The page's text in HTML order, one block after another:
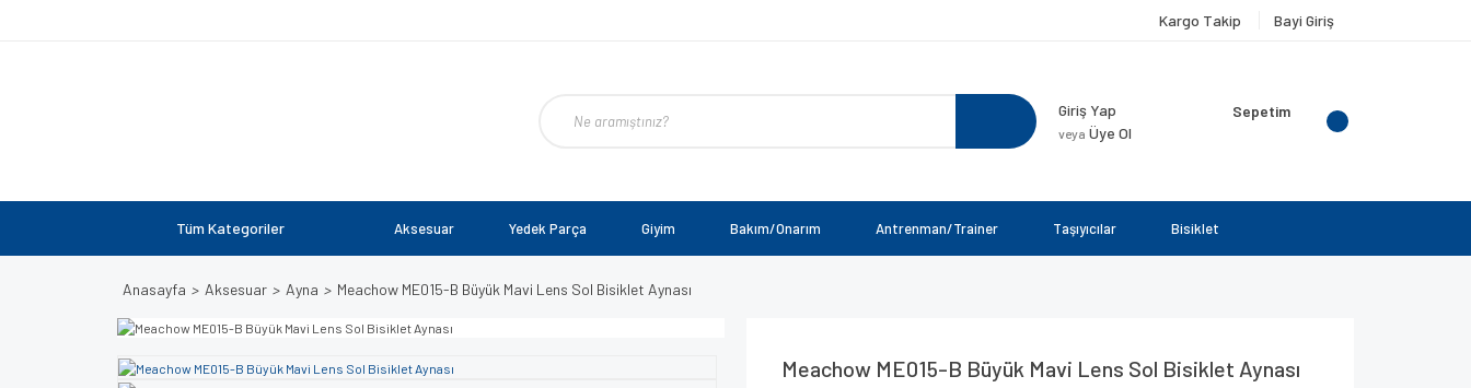
Kargo Takip Bayi Giriş
Giriş Yap
veya Üye Ol
Sepetim
Tüm Kategoriler Aksesuar Yedek Parça Giyim Bakım/Onarım Antrenman/Trainer Taşıyıcılar Bisiklet
Anasayfa Aksesuar Ayna Meachow ME015-B Büyük Mavi Lens Sol Bisiklet Aynası
Meachow ME015-B Büyük Mavi Lens Sol Bisiklet Aynası